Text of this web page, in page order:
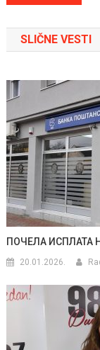
članka
SLIČNE VESTI
ПОЧЕЛА ИСПЛАТА
20.01.2026.